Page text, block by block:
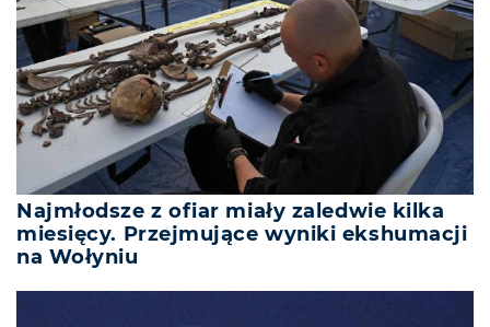
Najmłodsze z ofiar miały zaledwie kilka
miesięcy. Przejmujące wyniki ekshumacji
na Wołyniu